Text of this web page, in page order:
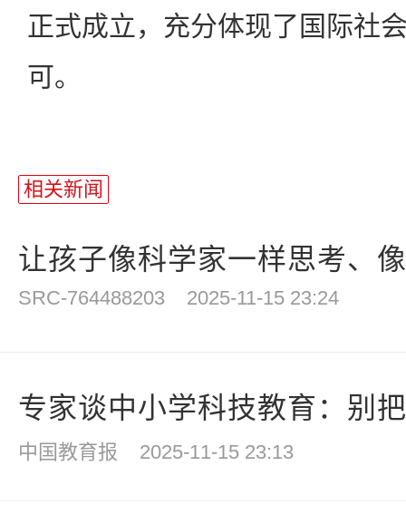
正式成立，充分体现了国际社
可。
相关新闻
让孩子像科学家一样思考、
SRC-764488203 2025-11-15 23:24
专家谈中小学科技教育：别
中国教育报 2025-11-15 23:13